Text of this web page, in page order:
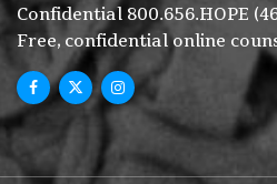
Confidential 800.656.HOPE
Free, confidential online